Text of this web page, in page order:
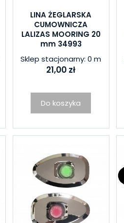
LINA ŻEGLARSKA
CUMOWNICZA
LALIZAS MOORING 20
mm 34993
Sklep stacjonarny: 0 m
21,00 zł
Do koszyka